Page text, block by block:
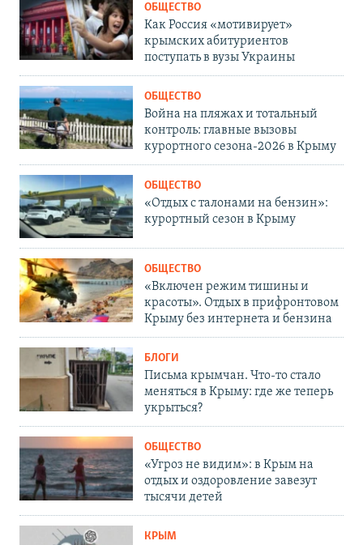
ОБЩЕСТВО
Как Россия «мотивирует»
крымских абитуриентов
поступать в вузы Украины
ОБЩЕСТВО
Война на пляжах и тотальный
контроль: главные вызовы
курортного сезона-2026 в Крыму
ОБЩЕСТВО
«Отдых с талонами на бензин»:
курортный сезон в Крыму
ОБЩЕСТВО
«Включен режим тишины и
красоты». Отдых в прифронтовом
Крыму без интернета и бензина
БЛОГИ
Письма крымчан. Что-то стало
меняться в Крыму: где же теперь
укрыться?
ОБЩЕСТВО
«Угроз не видим»: в Крым на
отдых и оздоровление завезут
тысячи детей
КРЫМ